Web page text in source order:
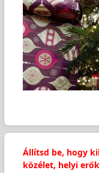
Állítsd be, hogy
közélet, helyi